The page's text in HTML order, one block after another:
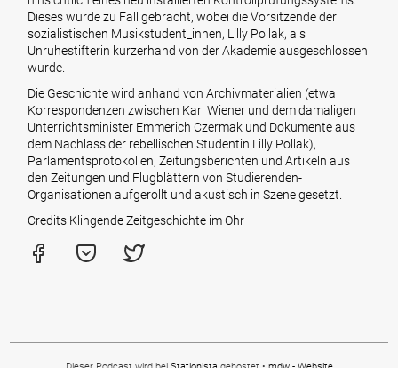
Dieses wurde zu Fall gebracht, wobei die Vorsitzende der
sozialistischen Musikstudent_innen, Lilly Pollak, als
Unruhestifterin kurzerhand von der Akademie ausgeschlossen
wurde.
Die Geschichte wird anhand von Archivmaterialien (etwa
Korrespondenzen zwischen Karl Wiener und dem damaligen
Unterrichtsminister Emmerich Czermak und Dokumente aus
dem Nachlass der rebellischen Studentin Lilly Pollak),
Parlamentsprotokollen, Zeitungsberichten und Artikeln aus
den Zeitungen und Flugblättern von Studierenden-
Organisationen aufgerollt und akustisch in Szene gesetzt.
Credits Klingende Zeitgeschichte im Ohr